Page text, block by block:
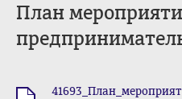
План